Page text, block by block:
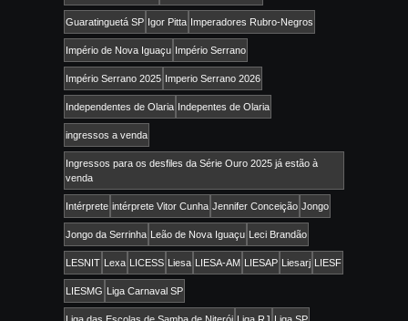
Guaratinguetá SP Igor Pitta Imperadores Rubro-Negros
Império de Nova Iguaçu Império Serrano
Império Serrano 2025 Imperio Serrano 2026
Independentes de Olaria Indepentes de Olaria
ingressos a venda
Ingressos para os desfiles da Série Ouro 2025 já estão à
venda
Intérprete intérprete Vitor Cunha Jennifer Conceição Jongo
Jongo da Serrinha Leão de Nova Iguaçu Leci Brandão
LESNIT Lexa LICESS Liesa LIESA-AM LIESAP Liesarj LIESF
LIESMG Liga Carnaval SP